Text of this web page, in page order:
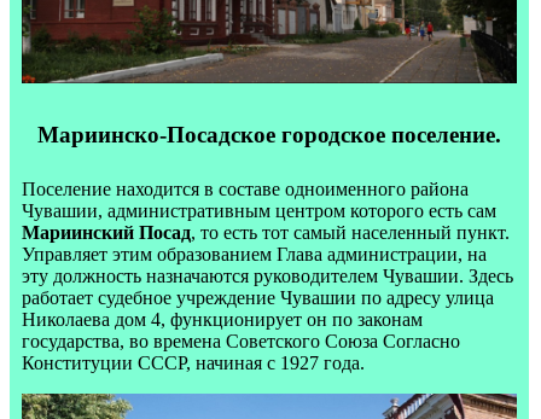
Мариинско-Посадское городское поселение.
Поселение находится в составе одноименного района
Чувашии, административным центром которого есть сам
Мариинский Посад, то есть тот самый населенный пункт.
Управляет этим образованием Глава администрации, на
эту должность назначаются руководителем Чувашии. Здесь
работает судебное учреждение Чувашии по адресу улица
Николаева дом 4, функционирует он по законам
государства, во времена Советского Союза Согласно
Конституции СССР, начиная с 1927 года.